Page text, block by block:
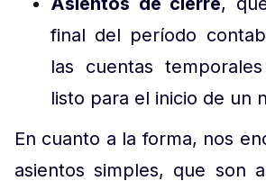
final del período
las cuentas
listo para el inicio de un
En cuanto a la forma, nos
asientos simples, que son